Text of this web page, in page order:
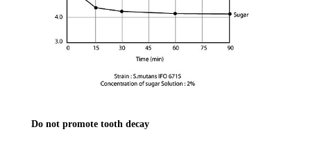
Do not promote tooth decay